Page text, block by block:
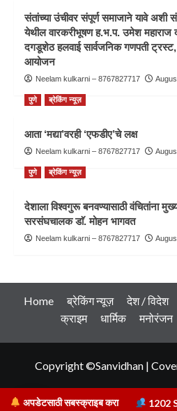
संतांच्या उंचीवर संपूर्ण समाजाने यावे अशी
येथील वारकरीभूषण ह.भ.प. उमेश महाराज
दगडूशेठ हलवाई सार्वजनिक गणपती
आयोजन
Neelam kulkarni – 8767827717
पुणे ब्रेकिंग न्यूज़
आता ‘मद्या’वरही ‘एफडीए’चे लक्ष
Neelam kulkarni – 8767827717
पुणे ब्रेकिंग न्यूज़
देशाला विश्वगुरू बनवण्यासाठी वंचितांना
सरसंघचालक डाॅ. मोहन भागवत
Neelam kulkarni – 8767827717
Home ब्रेकिंग न्यूज़ देश / विदेश
क्राइम
धार्मिक मनोरंजन
Copyright ©Sanvidhan |
अपडेटसाठी सबस्क्राइब करा 1202